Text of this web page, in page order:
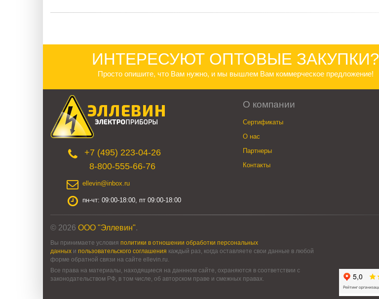
ИНТЕРЕСУЮТ ОПТОВЫЕ ЗАКУПКИ?
Просто опишите, что Вам нужно, и мы вышлем Вам коммерческое предложение!
+7 (495) 223-04-26
8-800-555-66-76
ellevin@inbox.ru
пн-чт: 09:00-18:00, пт 09:00-18:00
О компании
Сертификаты
О нас
Партнеры
Контакты
© 2026 ООО "Эллевин".
Вы принимаете условия политики в отношении обработки персональных
данных и пользовательского соглашения каждый раз, когда оставляете свои данные в любой
форме обратной связи на сайте ellevin.ru.
Все права на материалы, находящиеся на даннном сайте, охраняются в соответствии с
законодательством РФ, в том числе, об авторском праве и смежных правах.